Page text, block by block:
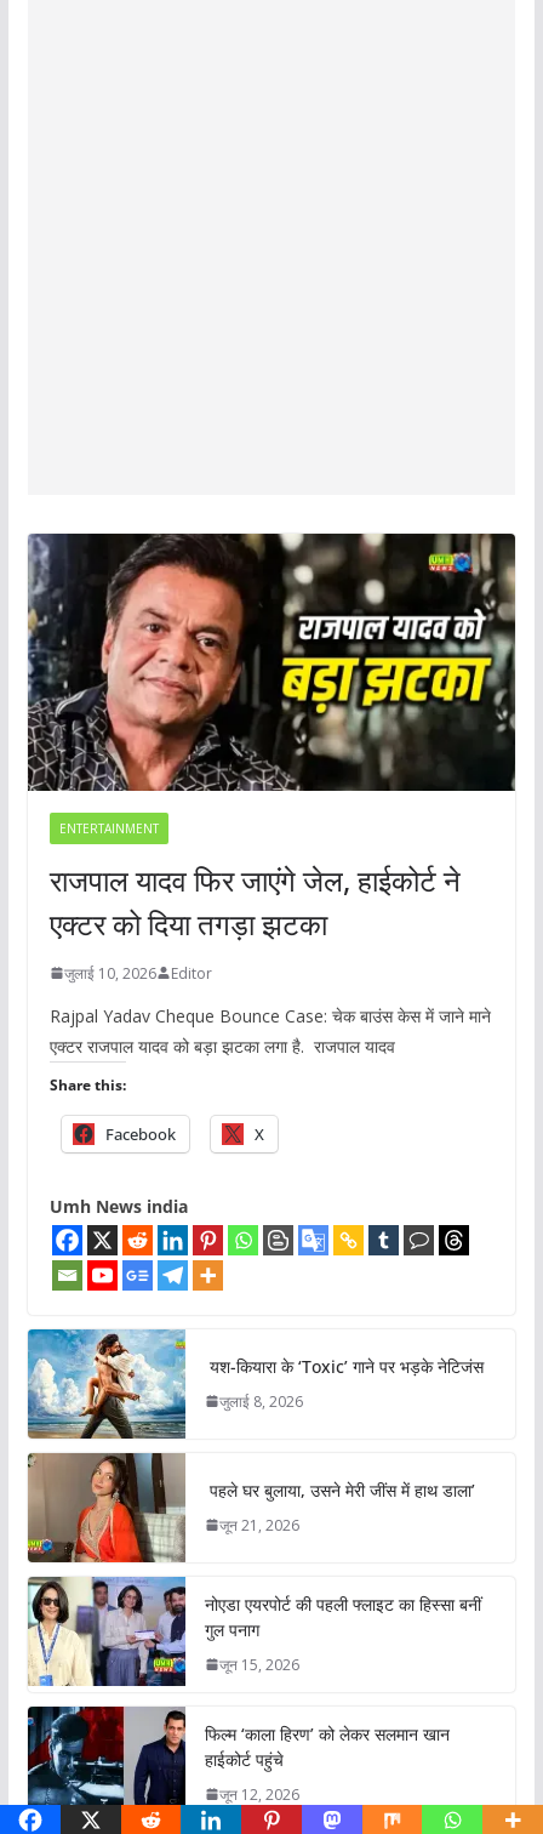
ENTERTAINMENT
राजपाल यादव फिर जाएंगे जेल, हाईकोर्ट ने
एक्टर को दिया तगड़ा झटका
जुलाई 10, 2026 Editor
Rajpal Yadav Cheque Bounce Case: चेक बाउंस केस में जाने माने
एक्टर राजपाल यादव को बड़ा झटका लगा है. राजपाल यादव
Share this:
Facebook X
Umh News india
यश-कियारा के ‘Toxic’ गाने पर भड़के नेटिजंस
जुलाई 8, 2026
पहले घर बुलाया, उसने मेरी जींस में हाथ डाला’
जून 21, 2026
नोएडा एयरपोर्ट की पहली फ्लाइट का हिस्सा बनीं
गुल पनाग
जून 15, 2026
फिल्म ‘काला हिरण’ को लेकर सलमान खान
हाईकोर्ट पहुंचे
जून 12, 2026